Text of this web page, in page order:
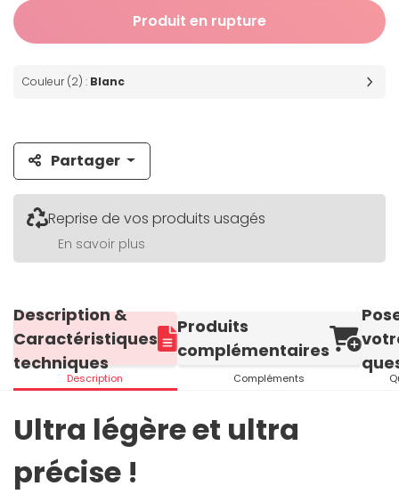
Produit en rupture
Couleur (2) : Blanc
Partager
Reprise de vos produits usagés
En savoir plus
Description &
Caractéristiques
techniques
Description
Produits
complémentaires
Compléments
Ultra légère et ultra
précise !